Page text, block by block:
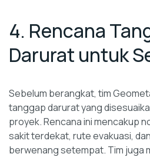
4. Rencana
Darurat untuk
Sebelum berangkat, tim
tanggap darurat yang
proyek. Rencana ini mencakup
sakit terdekat, rute evakuasi,
berwenang setempat. Tim juga